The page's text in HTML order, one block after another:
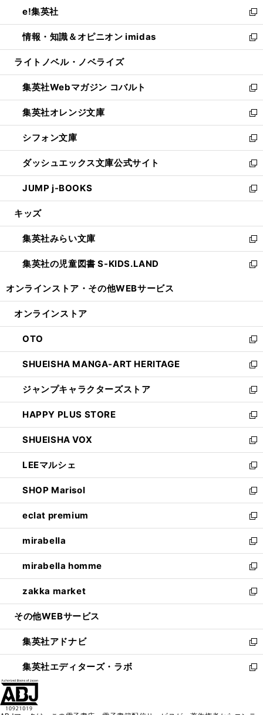
く
で
開
く
ド
ウ
で
開
ィ
ン
ド
ウ
開
く
い
ウ
ィ
ン
ウ
で
開
く
e!集英社
新
し
い
ウ
ン
ド
ウ
で
開
く
情報・知識＆オピニオン imidas
新
し
ウ
ィ
ン
ド
ウ
で
開
く
ライトノベル・ノベライズ
集英社Webマガジン コバルト
新
し
い
ウ
ィ
ン
ド
ウ
で
開
集英社オレンジ文庫
新
し
い
ウ
ィ
ン
ド
ウ
開
く
シフォン文庫
新
し
い
ウ
ィ
ン
ウ
で
開
く
ダッシュエックス文庫公式サイト
新
し
い
ウ
ン
ド
ウ
で
JUMP j-BOOKS
新
し
ウ
ィ
ン
ド
開
キッズ
集英社みらい文庫
新
し
い
ン
ウ
で
開
く
集英社の児童図書 S-KIDS.LAND
新
ウ
ン
ド
ウ
で
開
く
オンラインストア・ その他WEBサービス
オンラインストア
OTO
新
し
い
ウ
ィ
ン
ド
ウ
で
開
く
SHUEISHA MANGA-ART HERITAGE
新
し
い
ウ
ィ
ン
ド
ウ
で
開
く
ジャンプキャラクターズストア
新
し
い
ウ
ィ
ン
ド
ウ
で
開
く
HAPPY PLUS STORE
新
し
い
ウ
ィ
ン
ド
ウ
で
開
く
SHUEISHA VOX
新
し
い
ウ
ィ
ン
ド
ウ
で
開
く
LEEマルシェ
新
し
い
ウ
ィ
ン
ド
ウ
で
開
く
SHOP Marisol
新
し
い
ウ
ィ
ン
ド
ウ
で
開
eclat premium
新
し
い
ウ
ィ
ン
ド
ウ
開
く
mirabella
新
し
い
ウ
ィ
ン
ウ
で
開
く
mirabella homme
新
し
い
ウ
ン
ド
ウ
で
zakka market
新
し
ウ
ィ
ン
ド
その他WEBサービス
集英社アドナビ
新
し
い
集英社エディターズ・ラボ
新